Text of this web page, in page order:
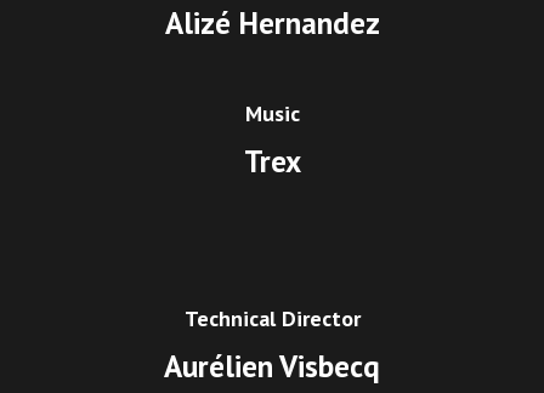
Alizé Hernandez
Music
Trex
Technical Director
Aurélien Visbecq